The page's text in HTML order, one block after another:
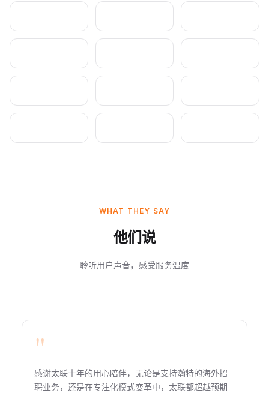
WHAT THEY SAY
他们说
聆听用户声音，感受服务温度
"
感谢太联十年的用心陪伴，无论是支持瀚特的海外招
聘业务，还是在专注化模式变革中，太联都超越预期